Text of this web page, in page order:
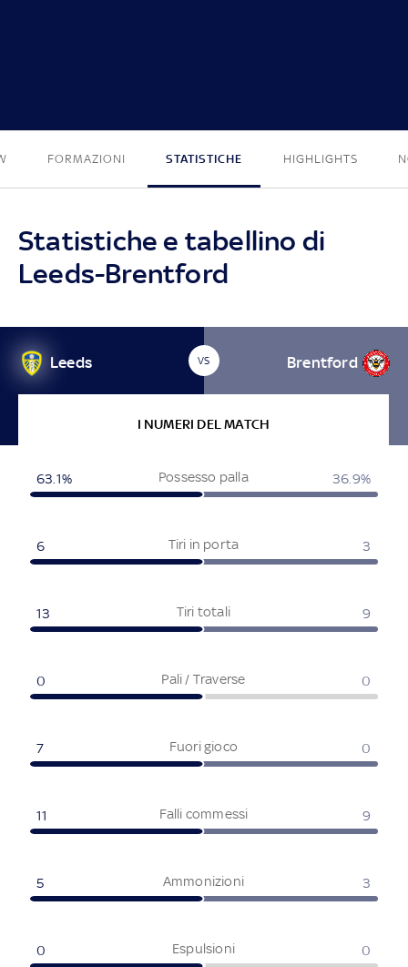
FORMAZIONI STATISTICHE HIGHLIGHTS
Statistiche e tabellino di
Leeds-Brentford
Leeds VS Brentford
I NUMERI DEL MATCH
Possesso palla
63.1% 36.9%
Tiri in porta
6 3
Tiri totali
13 9
Pali / Traverse
0 0
Fuori gioco
7 0
Falli commessi
11 9
Ammonizioni
5 3
Espulsioni
0 0